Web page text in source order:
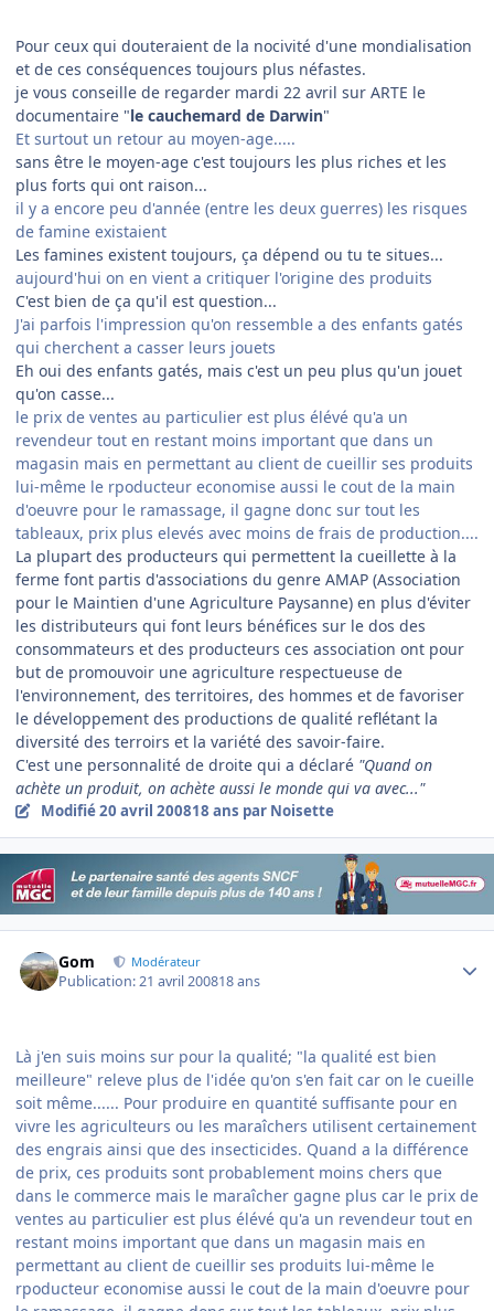
Pour ceux qui douteraient de la nocivité d'une mondialisation
et de ces conséquences toujours plus néfastes.
je vous conseille de regarder mardi 22 avril sur ARTE le
documentaire "le cauchemard de Darwin"
Et surtout un retour au moyen-age.....
sans être le moyen-age c'est toujours les plus riches et les
plus forts qui ont raison...
il y a encore peu d'année (entre les deux guerres) les risques
de famine existaient
Les famines existent toujours, ça dépend ou tu te situes...
aujourd'hui on en vient a critiquer l'origine des produits
C'est bien de ça qu'il est question...
J'ai parfois l'impression qu'on ressemble a des enfants gatés
qui cherchent a casser leurs jouets
Eh oui des enfants gatés, mais c'est un peu plus qu'un jouet
qu'on casse...
le prix de ventes au particulier est plus élévé qu'a un
revendeur tout en restant moins important que dans un
magasin mais en permettant au client de cueillir ses produits
lui-même le rpoducteur economise aussi le cout de la main
d'oeuvre pour le ramassage, il gagne donc sur tout les
tableaux, prix plus elevés avec moins de frais de production....
La plupart des producteurs qui permettent la cueillette à la
ferme font partis d'associations du genre AMAP (Association
pour le Maintien d'une Agriculture Paysanne) en plus d'éviter
les distributeurs qui font leurs bénéfices sur le dos des
consommateurs et des producteurs ces association ont pour
but de promouvoir une agriculture respectueuse de
l'environnement, des territoires, des hommes et de favoriser
le développement des productions de qualité reflétant la
diversité des terroirs et la variété des savoir-faire.
C'est une personnalité de droite qui a déclaré "Quand on
achète un produit, on achète aussi le monde qui va avec..."
Modifié20 avril 200818 ans par Noisette
Gom Modérateur
Publication:21 avril 200818 ans
Là j'en suis moins sur pour la qualité; "la qualité est bien
meilleure" releve plus de l'idée qu'on s'en fait car on le cueille
soit même...... Pour produire en quantité suffisante pour en
vivre les agriculteurs ou les maraîchers utilisent certainement
des engrais ainsi que des insecticides. Quand a la différence
de prix, ces produits sont probablement moins chers que
dans le commerce mais le maraîcher gagne plus car le prix de
ventes au particulier est plus élévé qu'a un revendeur tout en
restant moins important que dans un magasin mais en
permettant au client de cueillir ses produits lui-même le
rpoducteur economise aussi le cout de la main d'oeuvre pour